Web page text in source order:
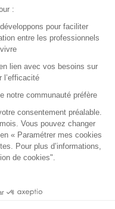
SAFI
:
pour faciliter
entre les professionnels
lien avec vos besoins sur
l’efficacité
notre communauté préfère
consentement préalable.
Vous pouvez changer
« Paramétrer mes cookies
Pour plus d’informations,
de cookies".